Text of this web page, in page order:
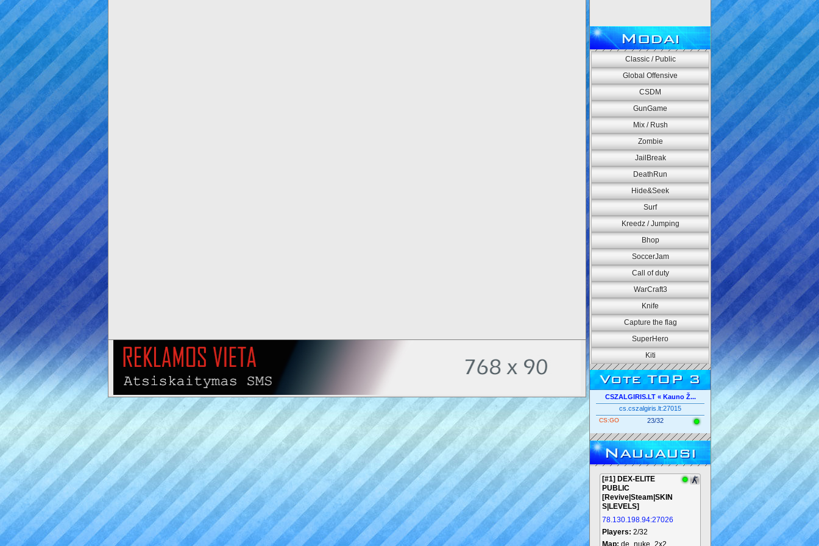
Modai
Classic / Public
Global Offensive
CSDM
GunGame
Mix / Rush
Zombie
JailBreak
DeathRun
Hide&Seek
Surf
Kreedz / Jumping
Bhop
SoccerJam
Call of duty
WarCraft3
Knife
Capture the flag
SuperHero
Kiti
Vote TOP 3
CSZALGIRIS.LT « Kauno Ž...
cs.cszalgiris.lt:27015
CS:GO 23/32
Naujausi